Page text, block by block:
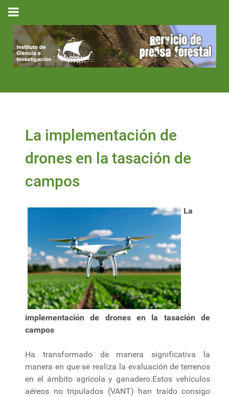
La implementación de
drones en la tasación de
campos
La
implementación de drones en la tasación de
campos
Ha transformado de manera significativa la
manera en que se realiza la evaluación de terrenos
en el ámbito agrícola y ganadero.Estos vehículos
aéreos no tripulados (VANT) han traído consigo